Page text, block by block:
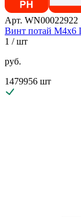
Арт. WN00022922
Винт потай М4х6
1 / шт
руб.
1479956 шт